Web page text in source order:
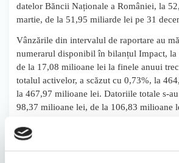
datelor Băncii Naționale a României, la
martie, de la 51,95 miliarde lei pe 31
Vânzările din intervalul de raportare au
numerarul disponibil în bilanțul Impact,
de la 17,08 milioane lei la finele anuui
totalul activelor, a scăzut cu 0,73%, la
la 467,97 milioane lei. Datoriile totale s-
98,37 milioane lei, de la 106,83 milioane
Impact Developer & Contractor, firmă
principal pe omul de afaceri Gheorghe
titluri, este listată la Bursa de Valori